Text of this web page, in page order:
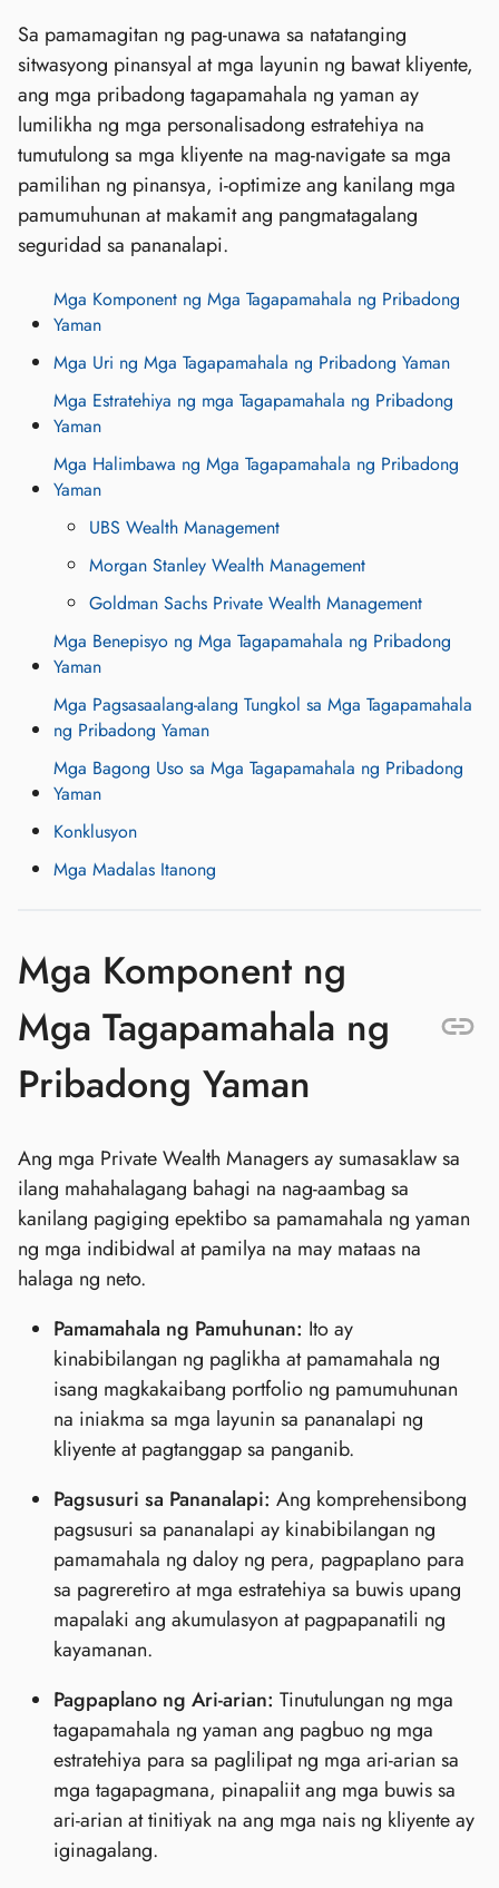
Sa pamamagitan ng pag-unawa sa natatanging
sitwasyong pinansyal at mga layunin ng bawat kliyente,
ang mga pribadong tagapamahala ng yaman ay
lumilikha ng mga personalisadong estratehiya na
tumutulong sa mga kliyente na mag-navigate sa mga
pamilihan ng pinansya, i-optimize ang kanilang mga
pamumuhunan at makamit ang pangmatagalang
seguridad sa pananalapi.
Mga Komponent ng Mga Tagapamahala ng Pribadong
Yaman
Mga Uri ng Mga Tagapamahala ng Pribadong Yaman
Mga Estratehiya ng mga Tagapamahala ng Pribadong
Yaman
Mga Halimbawa ng Mga Tagapamahala ng Pribadong
Yaman
UBS Wealth Management
Morgan Stanley Wealth Management
Goldman Sachs Private Wealth Management
Mga Benepisyo ng Mga Tagapamahala ng Pribadong
Yaman
Mga Pagsasaalang-alang Tungkol sa Mga Tagapamahala
ng Pribadong Yaman
Mga Bagong Uso sa Mga Tagapamahala ng Pribadong
Yaman
Konklusyon
Mga Madalas Itanong
Mga Komponent ng
Mga Tagapamahala ng
Pribadong Yaman
Ang mga Private Wealth Managers ay sumasaklaw sa
ilang mahahalagang bahagi na nag-aambag sa
kanilang pagiging epektibo sa pamamahala ng yaman
ng mga indibidwal at pamilya na may mataas na
halaga ng neto.
Pamamahala ng Pamuhunan: Ito ay
kinabibilangan ng paglikha at pamamahala ng
isang magkakaibang portfolio ng pamumuhunan
na iniakma sa mga layunin sa pananalapi ng
kliyente at pagtanggap sa panganib.
Pagsusuri sa Pananalapi: Ang komprehensibong
pagsusuri sa pananalapi ay kinabibilangan ng
pamamahala ng daloy ng pera, pagpaplano para
sa pagreretiro at mga estratehiya sa buwis upang
mapalaki ang akumulasyon at pagpapanatili ng
kayamanan.
Pagpaplano ng Ari-arian: Tinutulungan ng mga
tagapamahala ng yaman ang pagbuo ng mga
estratehiya para sa paglilipat ng mga ari-arian sa
mga tagapagmana, pinapaliit ang mga buwis sa
ari-arian at tinitiyak na ang mga nais ng kliyente ay
iginagalang.